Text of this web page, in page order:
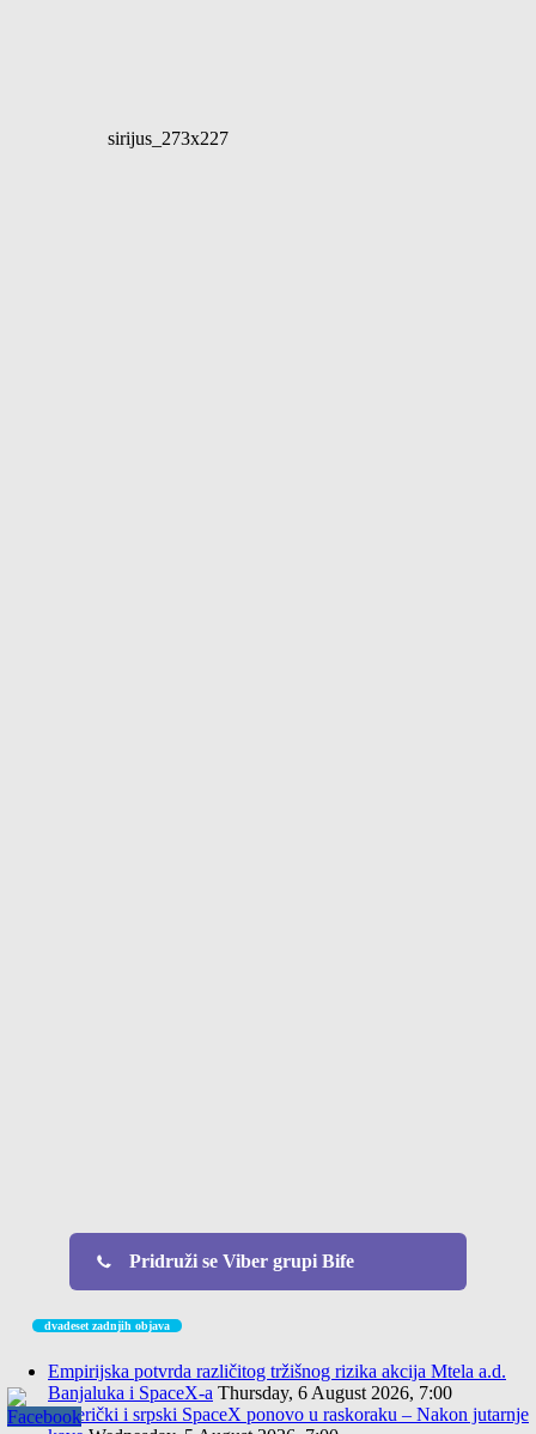
sirijus_273x227
Pridruži se Viber grupi Bife
dvadeset zadnjih objava
Empirijska potvrda različitog tržišnog rizika akcija Mtela a.d.
Banjaluka i SpaceX-a Thursday, 6 August 2026, 7:00
Američki i srpski SpaceX ponovo u raskoraku – Nakon jutarnje